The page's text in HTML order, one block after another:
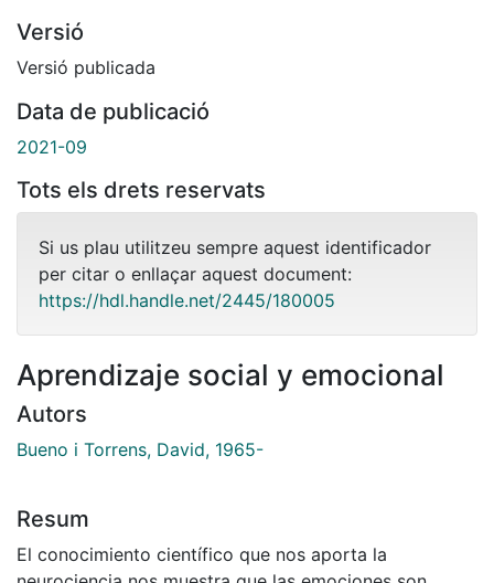
Versió
Versió publicada
Data de publicació
2021-09
Tots els drets reservats
Si us plau utilitzeu sempre aquest identificador
per citar o enllaçar aquest document:
https://hdl.handle.net/2445/180005
Aprendizaje social y emocional
Autors
Bueno i Torrens, David, 1965-
Resum
El conocimiento científico que nos aporta la